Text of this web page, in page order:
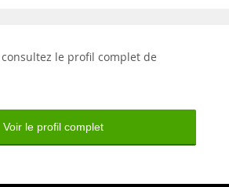
le profil complet de
Voir le profil complet